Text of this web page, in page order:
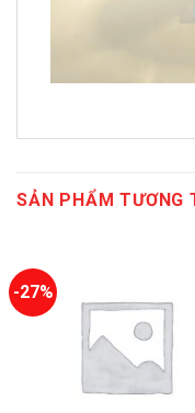
SẢN PHẨM TƯƠNG
-27%